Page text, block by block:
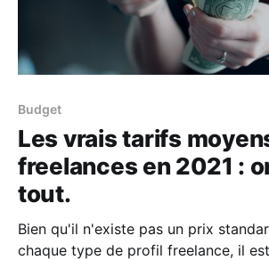
Budget
Les vrais tarifs
freelances en 2021 :
tout.
Bien qu'il n'existe pas un prix
chaque type de profil freelance, il